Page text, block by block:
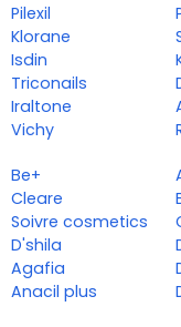
Pilexil
Klorane
Isdin
Triconails
Iraltone
Vichy
Be+
Cleare
Soivre cosmetics
D'shila
Agafia
Anacil plus